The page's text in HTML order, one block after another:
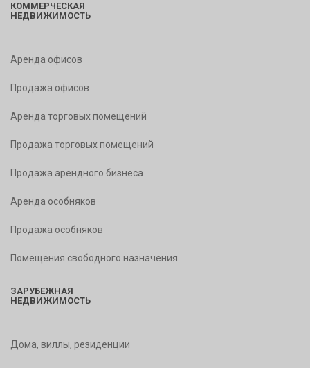
КОММЕРЧЕСКАЯ
НЕДВИЖИМОСТЬ
Аренда офисов
Продажа офисов
Аренда торговых помещений
Продажа торговых помещений
Продажа арендного бизнеса
Аренда особняков
Продажа особняков
Помещения свободного назначения
ЗАРУБЕЖНАЯ
НЕДВИЖИМОСТЬ
Дома, виллы, резиденции